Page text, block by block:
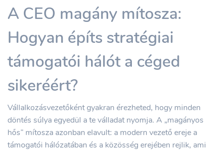
A CEO magány mítosza:
Hogyan építs stratégiai
támogatói hálót a céged
sikeréért?
Vállalkozásvezetőként gyakran érezheted, hogy minden
döntés súlya egyedül a te válladat nyomja. A „magányos
hős” mítosza azonban elavult: a modern vezető ereje a
támogatói hálózatában és a közösség erejében rejlik, ami